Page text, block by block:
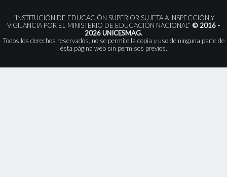
“INSTITUCIÓN DE EDUCACIÓN SUPERIOR SUJETA A INSPECCIÓN Y
VIGILANCIA POR EL MINISTERIO DE EDUCACIÓN NACIONAL” © 2016 -
2026 UNICESMAG.
Todos los derechos reservados, no se permite la copia y uso de ninguna parte de
ésta página web sin permisos previos.